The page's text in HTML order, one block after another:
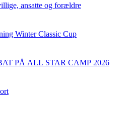
ansatte og forældre
Winter Classic Cup
PÅ ALL STAR CAMP 2026